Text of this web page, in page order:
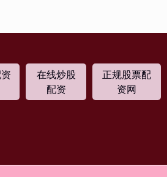
在线炒股
配资
正规股票配
资网